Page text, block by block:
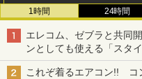
1時間 24時間
エレコム、ゼブラと共同
ンとしても使える「スタ
も、持ち替えずに書き込
これぞ着るエアコン!! コ